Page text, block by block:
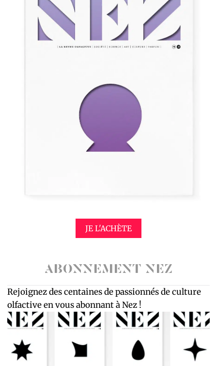
JE L'ACHÈTE
ABONNEMENT NEZ
Rejoignez des centaines de passionnés de culture
olfactive en vous abonnant à Nez !